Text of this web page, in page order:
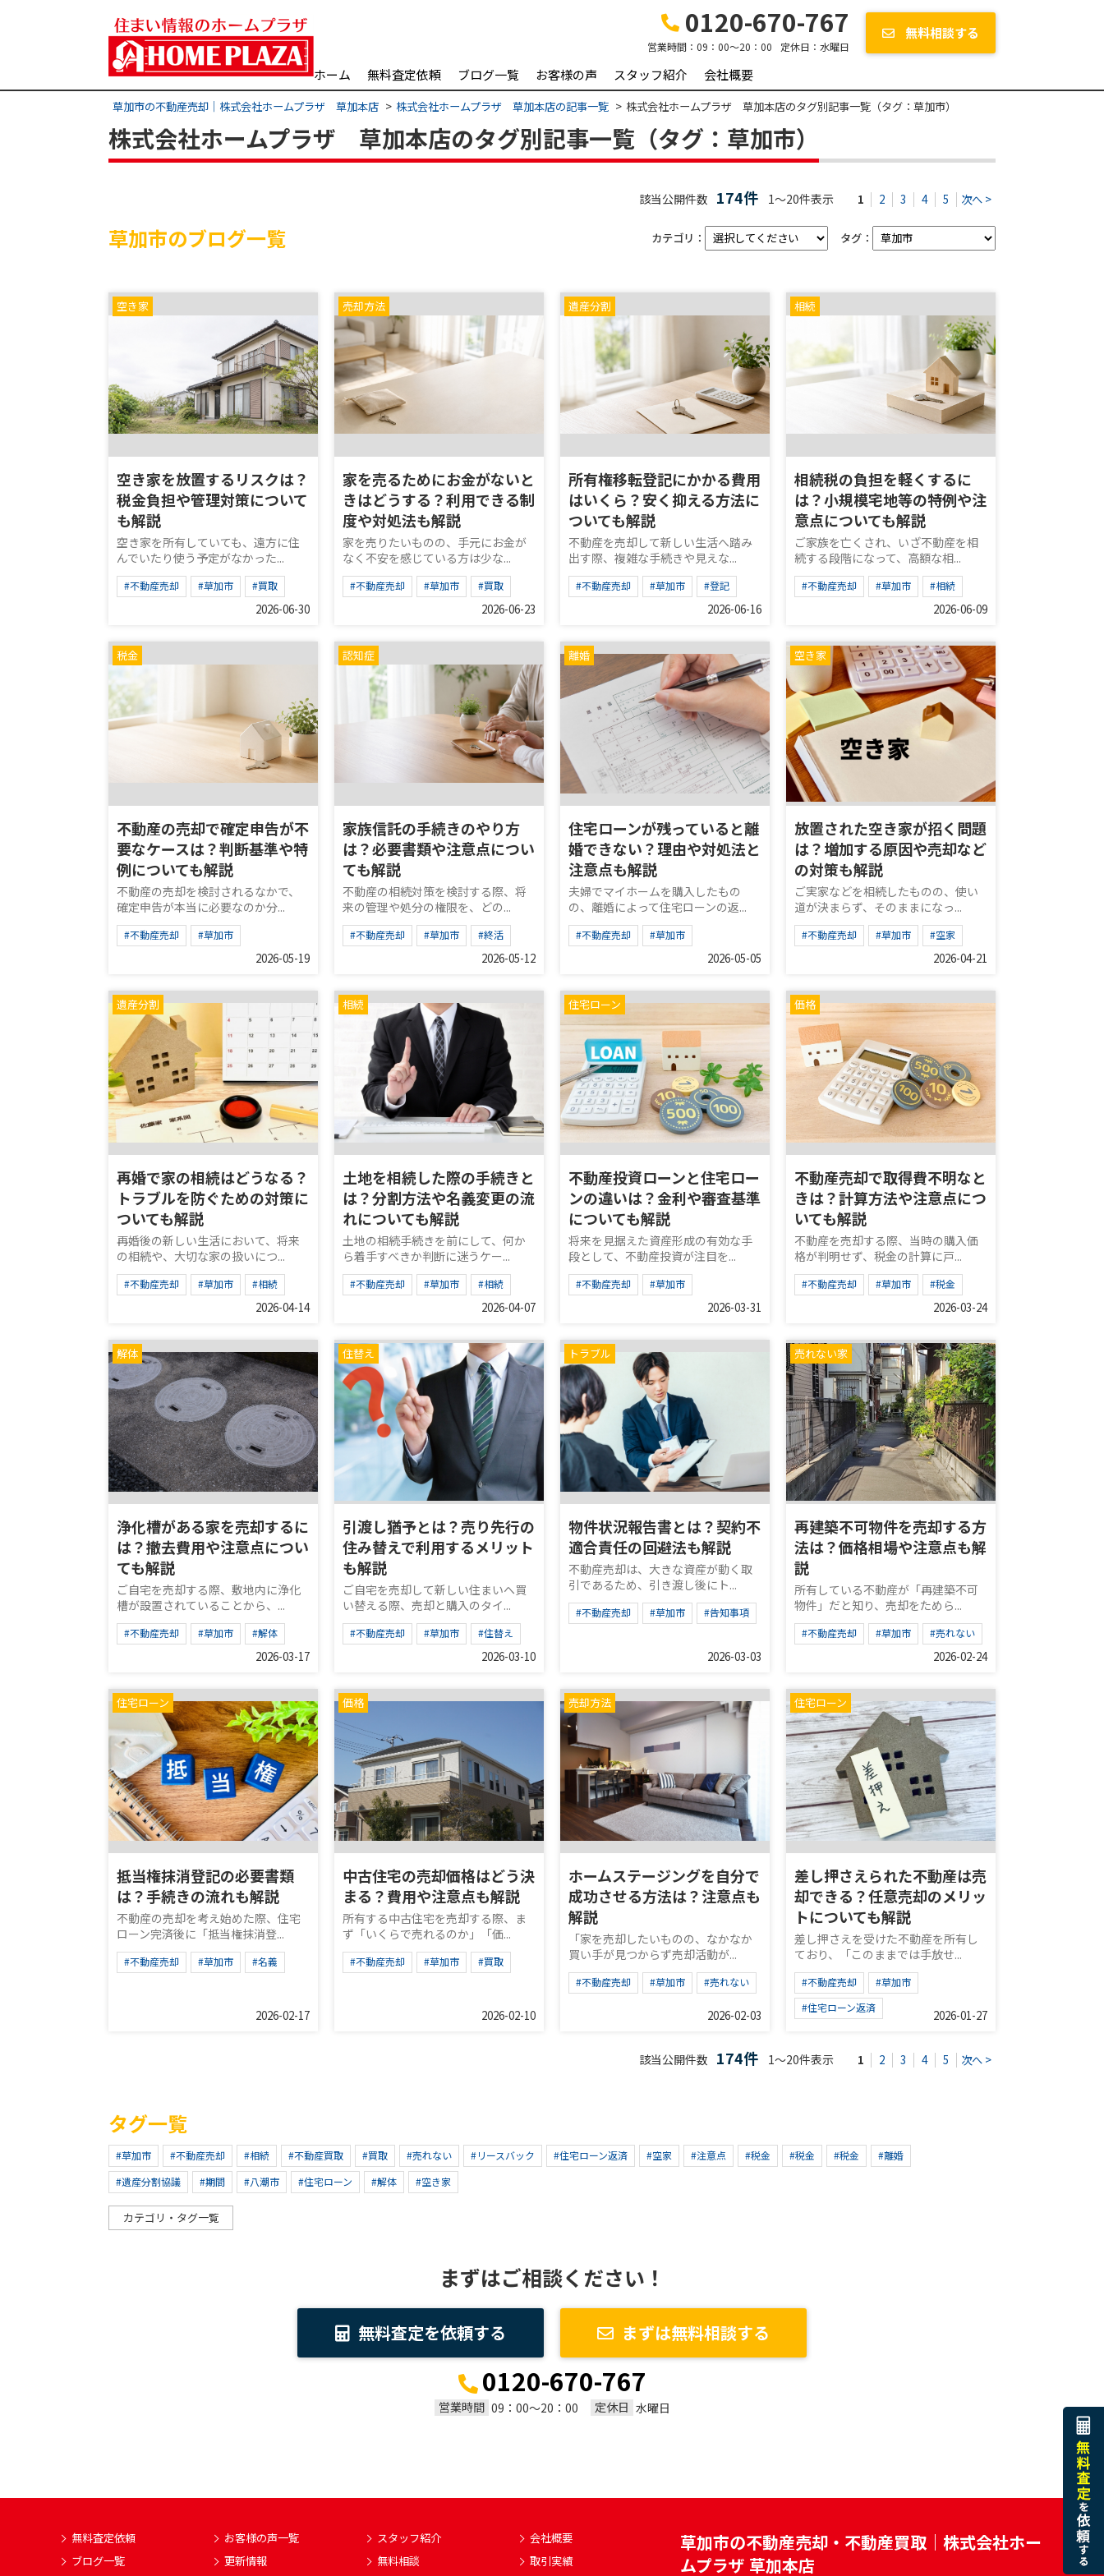
0120-670-767
営業時間： 09：00～20：00 定休日： 水曜日
無料相談する
ホーム 無料査定依頼 ブログ一覧 お客様の声 スタッフ紹介 会社概要
草加市の不動産売却｜株式会社ホームプラザ 草加本店 株式会社ホームプラザ 草加本店の記事一覧 株式会社ホームプラザ 草加本店のタグ別記事一覧（タグ：草加市）
株式会社ホームプラザ 草加本店のタグ別記事一覧（タグ：草加市）
該当公開件数 174件 1～20件表示 1 2 3 4 5 次へ >
草加市のブログ一覧 カテゴリ： タグ：
空き家
空き家を放置するリスクは？
税金負担や管理対策について
も解説
空き家を所有していても、遠方に住
んでいたり使う予定がなかった...
#不動産売却 #草加市 #買取
2026-06-30
売却方法
家を売るためにお金がないと
きはどうする？利用できる制
度や対処法も解説
家を売りたいものの、手元にお金が
なく不安を感じている方は少な...
#不動産売却 #草加市 #買取
2026-06-23
遺産分割
所有権移転登記にかかる費用
はいくら？安く抑える方法に
ついても解説
不動産を売却して新しい生活へ踏み
出す際、複雑な手続きや見えな...
#不動産売却 #草加市 #登記
2026-06-16
相続
相続税の負担を軽くするに
は？小規模宅地等の特例や注
意点についても解説
ご家族を亡くされ、いざ不動産を相
続する段階になって、高額な相...
#不動産売却 #草加市 #相続
2026-06-09
税金
不動産の売却で確定申告が不
要なケースは？判断基準や特
例についても解説
不動産の売却を検討されるなかで、
確定申告が本当に必要なのか分...
#不動産売却 #草加市
2026-05-19
認知症
家族信託の手続きのやり方
は？必要書類や注意点につい
ても解説
不動産の相続対策を検討する際、将
来の管理や処分の権限を、どの...
#不動産売却 #草加市 #終活
2026-05-12
離婚
住宅ローンが残っていると離
婚できない？理由や対処法と
注意点も解説
夫婦でマイホームを購入したもの
の、離婚によって住宅ローンの返...
#不動産売却 #草加市
2026-05-05
空き家
放置された空き家が招く問題
は？増加する原因や売却など
の対策も解説
ご実家などを相続したものの、使い
道が決まらず、そのままになっ...
#不動産売却 #草加市 #空家
2026-04-21
遺産分割
再婚で家の相続はどうなる？
トラブルを防ぐための対策に
ついても解説
再婚後の新しい生活において、将来
の相続や、大切な家の扱いにつ...
#不動産売却 #草加市 #相続
2026-04-14
相続
土地を相続した際の手続きと
は？分割方法や名義変更の流
れについても解説
土地の相続手続きを前にして、何か
ら着手すべきか判断に迷うケー...
#不動産売却 #草加市 #相続
2026-04-07
住宅ローン
不動産投資ローンと住宅ロー
ンの違いは？金利や審査基準
についても解説
将来を見据えた資産形成の有効な手
段として、不動産投資が注目を...
#不動産売却 #草加市
2026-03-31
価格
不動産売却で取得費不明なと
きは？計算方法や注意点につ
いても解説
不動産を売却する際、当時の購入価
格が判明せず、税金の計算に戸...
#不動産売却 #草加市 #税金
2026-03-24
解体
浄化槽がある家を売却するに
は？撤去費用や注意点につい
ても解説
ご自宅を売却する際、敷地内に浄化
槽が設置されていることから、...
#不動産売却 #草加市 #解体
2026-03-17
住替え
引渡し猶予とは？売り先行の
住み替えで利用するメリット
も解説
ご自宅を売却して新しい住まいへ買
い替える際、売却と購入のタイ...
#不動産売却 #草加市 #住替え
2026-03-10
トラブル
物件状況報告書とは？契約不
適合責任の回避法も解説
不動産売却は、大きな資産が動く取
引であるため、引き渡し後にト...
#不動産売却 #草加市 #告知事項
2026-03-03
売れない家
再建築不可物件を売却する方
法は？価格相場や注意点も解
説
所有している不動産が「再建築不可
物件」だと知り、売却をためら...
#不動産売却 #草加市 #売れない
2026-02-24
住宅ローン
抵当権抹消登記の必要書類
は？手続きの流れも解説
不動産の売却を考え始めた際、住宅
ローン完済後に「抵当権抹消登...
#不動産売却 #草加市 #名義
2026-02-17
価格
中古住宅の売却価格はどう決
まる？費用や注意点も解説
所有する中古住宅を売却する際、ま
ず「いくらで売れるのか」「価...
#不動産売却 #草加市 #買取
2026-02-10
売却方法
ホームステージングを自分で
成功させる方法は？注意点も
解説
「家を売却したいものの、なかなか
買い手が見つからず売却活動が...
#不動産売却 #草加市 #売れない
2026-02-03
住宅ローン
差し押さえられた不動産は売
却できる？任意売却のメリッ
トについても解説
差し押さえを受けた不動産を所有し
ており、「このままでは手放せ...
#不動産売却
#草加市
#住宅ローン返済
2026-01-27
該当公開件数 174件 1～20件表示 1 2 3 4 5 次へ >
タグ一覧
#草加市 #不動産売却 #相続 #不動産買取 #買取 #売れない #リースバック #住宅ローン返済 #空家 #注意点 #税金 #税金 #税金
#離婚
#遺産分割協議
#期間 #八潮市 #住宅ローン #解体 #空き家
カテゴリ・タグ一覧
まずはご相談ください！
無料査定を依頼する まずは無料相談する
0120-670-767
営業時間 09：00～20：00 定休日 水曜日
無料査定依頼
ブログ一覧
お客様の声一覧
更新情報
スタッフ紹介
無料相談
会社概要
取引実績
草加市の不動産売却・不動産買取｜株式会社ホー
ムプラザ 草加本店